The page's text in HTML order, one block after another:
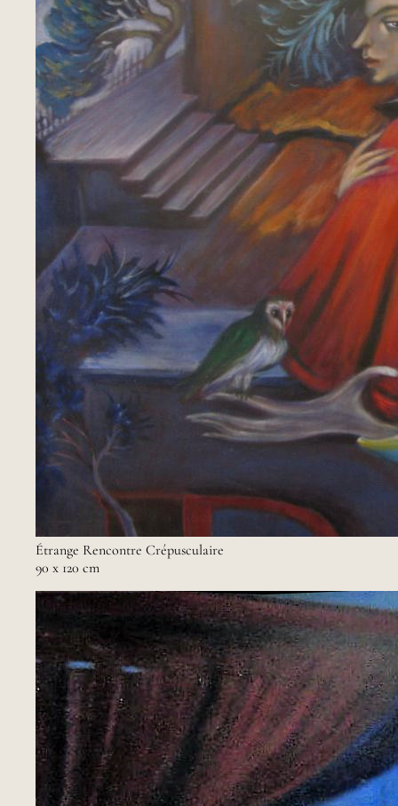
Étrange Rencontre Crépusculaire
90 x 120 cm